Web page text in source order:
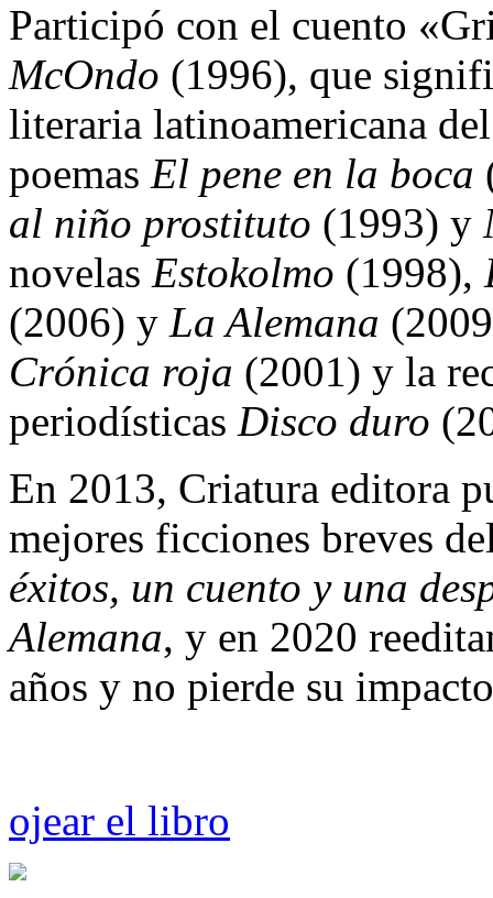
Participó con el cuento
McOndo (1996), que
literaria latinoamericana
poemas El pene en la boca
al niño prostituto (1993) y
novelas Estokolmo (1998),
(2006) y La Alemana
Crónica roja (2001) y la
periodísticas Disco duro
En 2013, Criatura editora
mejores ficciones breves
éxitos, un cuento y una
Alemana, y en 2020
años y no pierde su
ojear el libro